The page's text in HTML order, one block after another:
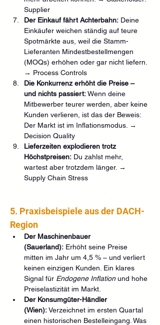
Supplier
Der Einkauf fährt Achterbahn: Deine
Einkäufer weichen ständig auf teure
Spotmärkte aus, weil die Stamm-
Lieferanten Mindestbestellmengen
(MOQs) erhöhen oder gar nicht liefern.
→ Process Controls
Die Konkurrenz erhöht die Preise –
und nichts passiert: Wenn deine
Mitbewerber teurer werden, aber keine
Kunden verlieren, ist das der Beweis:
Der Markt ist im Inflationsmodus. →
Decision Quality
Lieferzeiten explodieren trotz
Höchstpreisen: Du zahlst mehr,
wartest aber trotzdem länger. →
Supply Chain Stress
5. Praxisbeispiele aus der DACH-
Region
Der Maschinenbauer
(Sauerland): Erhöht seine Preise
mitten im Jahr um 4,5 % – und verliert
keinen einzigen Kunden. Ein klares
Signal für Endogene Inflation und hohe
Preiselastizität im Markt.
Der Konsumgüter-Händler
(Wien): Verzeichnet im ersten Quartal
einen historischen Bestelleingang. Was